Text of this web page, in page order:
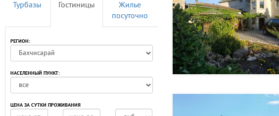
Турбазы Гостиницы
Жилье
посуточно
РЕГИОН:
НАСЕЛЕННЫЙ ПУНКТ:
ЦЕНА ЗА СУТКИ ПРОЖИВАНИЯ